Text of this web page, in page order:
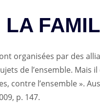
LA
organisées par des
de l’ensemble. Mais il
contre l’ensemble ».
p. 147.